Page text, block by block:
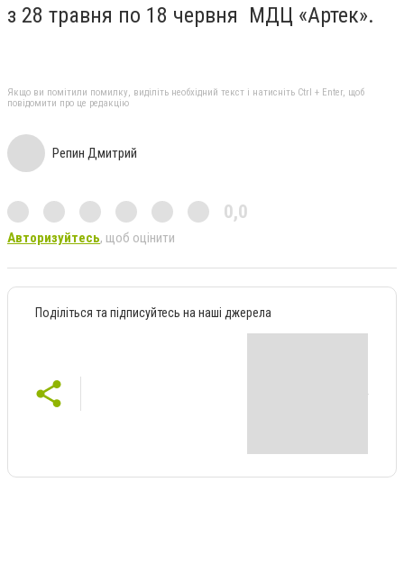
з 28 травня по 18 червня МДЦ «Артек».
Якщо ви помітили помилку, виділіть необхідний текст і натисніть Ctrl + Enter, щоб
повідомити про це редакцію
Репин Дмитрий
0,0
Авторизуйтесь, щоб оцінити
Поділіться та підписуйтесь на наші джерела